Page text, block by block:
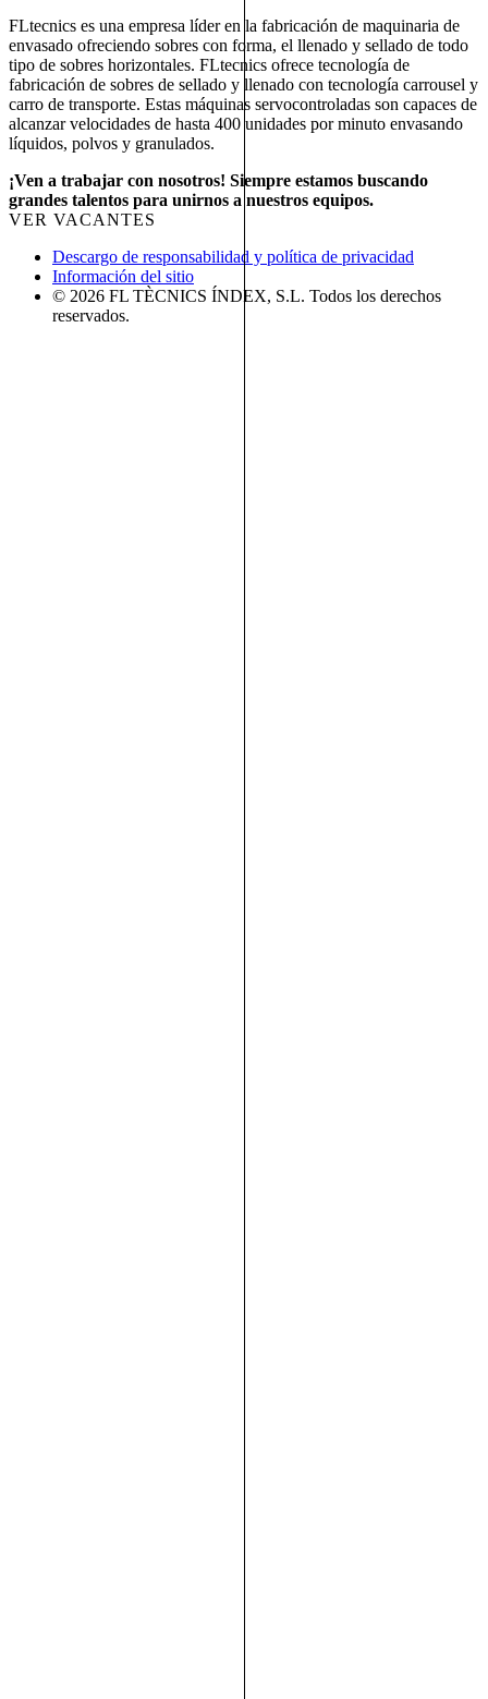
FLtecnics es una empresa líder en la fabricación de maquinaria de
envasado ofreciendo sobres con forma, el llenado y sellado de todo
tipo de sobres horizontales. FLtecnics ofrece tecnología de
fabricación de sobres de sellado y llenado con tecnología carrousel y
carro de transporte. Estas máquinas servocontroladas son capaces de
alcanzar velocidades de hasta 400 unidades por minuto envasando
líquidos, polvos y granulados.
¡Ven a trabajar con nosotros! Siempre estamos buscando
grandes talentos para unirnos a nuestros equipos.
VER VACANTES
Descargo de responsabilidad y política de privacidad
Información del sitio
© 2026 FL TÈCNICS ÍNDEX, S.L. Todos los derechos
reservados.